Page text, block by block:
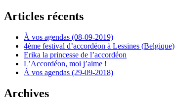
Articles récents
À vos agendas (08-09-2019)
4ème festival d’accordéon à Lessines (Belgique)
Erika la princesse de l’accordéon
L’Accordéon, moi j’aime !
À vos agendas (29-09-2018)
Archives